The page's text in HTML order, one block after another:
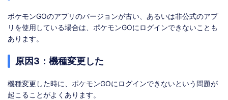
ポケモンGOのアプリのバージョンが古い、あるいは非公式のアプ
リを使用している場合は、ポケモンGOにログインできないことも
あります。
原因3：機種変更した
機種変更した時に、ポケモンGOにログインできないという問題が
起こることがよくあります。